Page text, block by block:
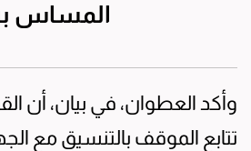
المساس
وأكد العطوان، في بيان، أن
تتابع الموقف بالتنسيق مع